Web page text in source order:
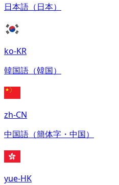
日本語（日本）
ko-KR
韓国語（韓国）
zh-CN
中国語（簡体字・中国）
yue-HK